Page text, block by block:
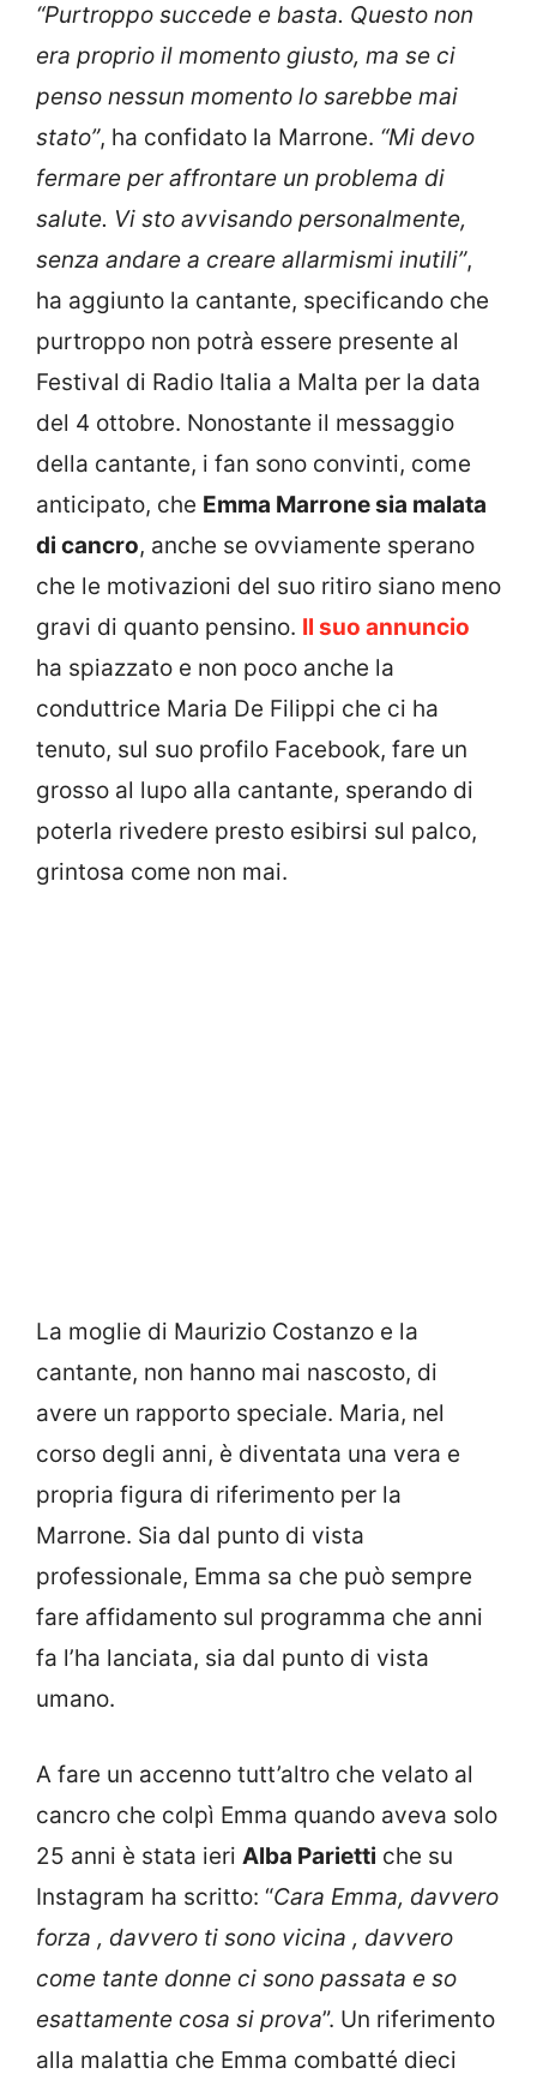
“Purtroppo succede e basta. Questo non
era proprio il momento giusto, ma se ci
penso nessun momento lo sarebbe mai
stato”, ha confidato la Marrone. “Mi devo
fermare per affrontare un problema di
salute. Vi sto avvisando personalmente,
senza andare a creare allarmismi inutili”,
ha aggiunto la cantante, specificando che
purtroppo non potrà essere presente al
Festival di Radio Italia a Malta per la data
del 4 ottobre. Nonostante il messaggio
della cantante, i fan sono convinti, come
anticipato, che Emma Marrone sia malata
di cancro, anche se ovviamente sperano
che le motivazioni del suo ritiro siano meno
gravi di quanto pensino. Il suo annuncio
ha spiazzato e non poco anche la
conduttrice Maria De Filippi che ci ha
tenuto, sul suo profilo Facebook, fare un
grosso al lupo alla cantante, sperando di
poterla rivedere presto esibirsi sul palco,
grintosa come non mai.
La moglie di Maurizio Costanzo e la
cantante, non hanno mai nascosto, di
avere un rapporto speciale. Maria, nel
corso degli anni, è diventata una vera e
propria figura di riferimento per la
Marrone. Sia dal punto di vista
professionale, Emma sa che può sempre
fare affidamento sul programma che anni
fa l’ha lanciata, sia dal punto di vista
umano.
A fare un accenno tutt’altro che velato al
cancro che colpì Emma quando aveva solo
25 anni è stata ieri Alba Parietti che su
Instagram ha scritto: “Cara Emma, davvero
forza , davvero ti sono vicina , davvero
come tante donne ci sono passata e so
esattamente cosa si prova”. Un riferimento
alla malattia che Emma combatté dieci